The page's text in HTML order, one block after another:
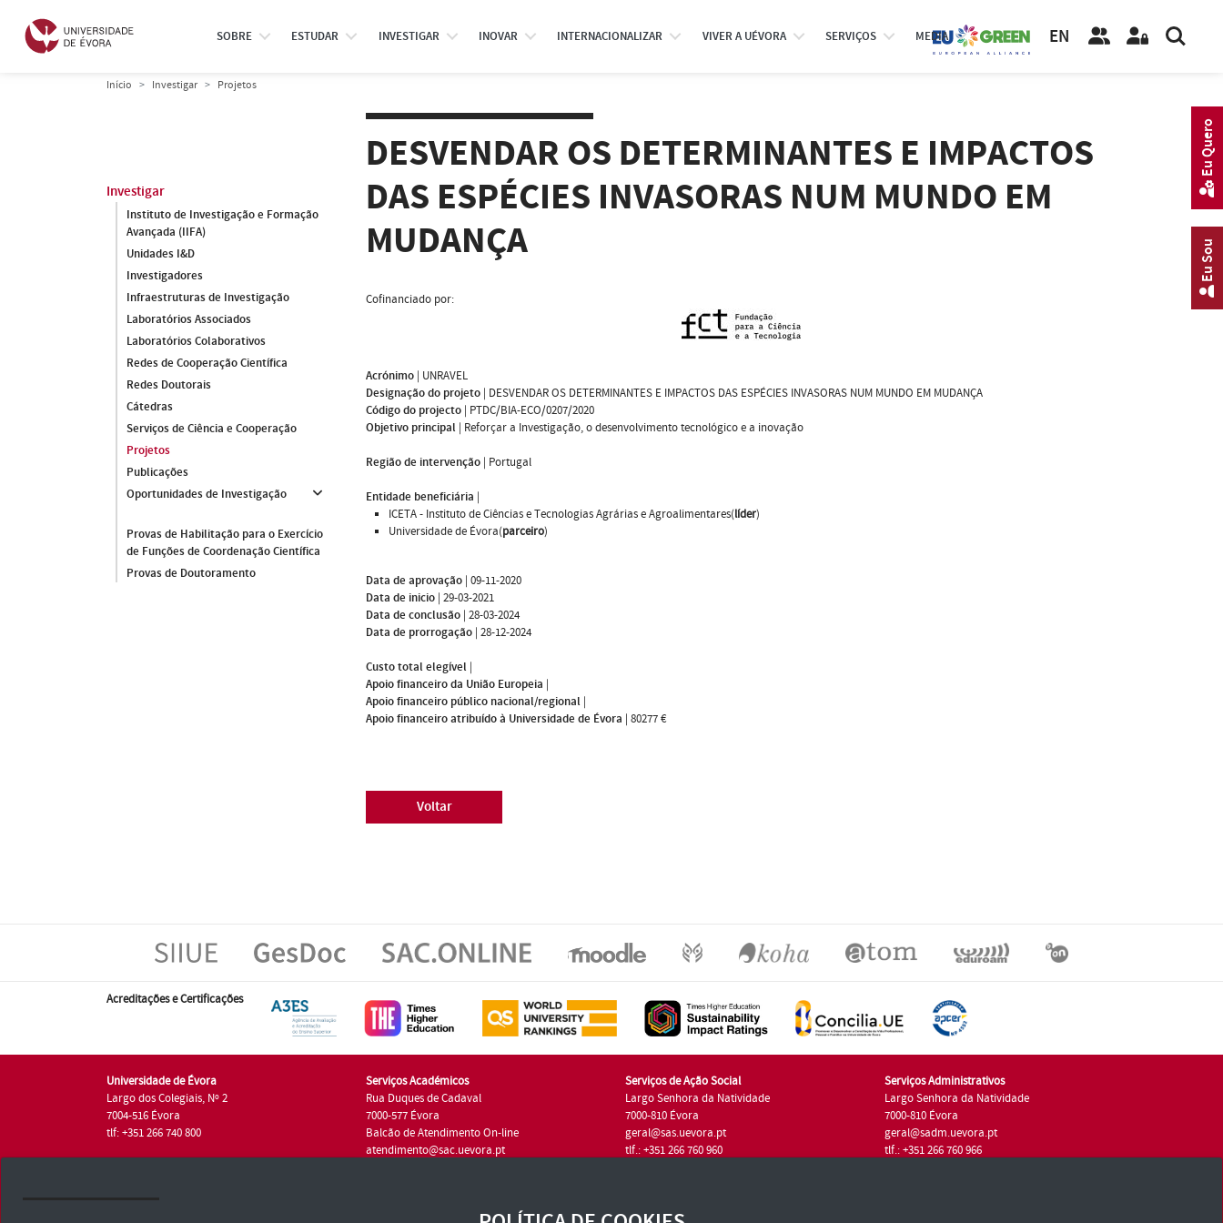
SOBRE ESTUDAR INVESTIGAR INOVAR INTERNACIONALIZAR VIVER A UÉVORA SERVIÇOS MEDIA EN
Início Investigar Projetos
Investigar
Instituto de Investigação e Formação
Avançada (IIFA)
Unidades I&D
Investigadores
Infraestruturas de Investigação
Laboratórios Associados
Laboratórios Colaborativos
Redes de Cooperação Científica
Redes Doutorais
Cátedras
Serviços de Ciência e Cooperação
Projetos
Publicações
Oportunidades de Investigação
Provas de Habilitação para o Exercício
de Funções de Coordenação Científica
Provas de Doutoramento
DESVENDAR OS DETERMINANTES E IMPACTOS
DAS ESPÉCIES INVASORAS NUM MUNDO EM
MUDANÇA
Cofinanciado por:
Acrónimo | UNRAVEL
Designação do projeto | DESVENDAR OS DETERMINANTES E IMPACTOS DAS ESPÉCIES INVASORAS NUM MUNDO EM MUDANÇA
Código do projecto | PTDC/BIA-ECO/0207/2020
Objetivo principal | Reforçar a Investigação, o desenvolvimento tecnológico e a inovação
Região de intervenção | Portugal
Entidade beneficiária |
ICETA - Instituto de Ciências e Tecnologias Agrárias e Agroalimentares(líder)
Universidade de Évora(parceiro)
Data de aprovação | 09-11-2020
Data de inicio | 29-03-2021
Data de conclusão | 28-03-2024
Data de prorrogação | 28-12-2024
Custo total elegível |
Apoio financeiro da União Europeia |
Apoio financeiro público nacional/regional |
Apoio financeiro atribuído à Universidade de Évora | 80277 €
Voltar
Acreditações e Certificações
Universidade de Évora
Largo dos Colegiais, Nº 2
7004-516 Évora
tlf: +351 266 740 800
Serviços Académicos
Rua Duques de Cadaval
7000-577 Évora
Balcão de Atendimento On-line
atendimento@sac.uevora.pt
Serviços de Ação Social
Largo Senhora da Natividade
7000-810 Évora
geral@sas.uevora.pt
tlf.: +351 266 760 960
Serviços Administrativos
Largo Senhora da Natividade
7000-810 Évora
geral@sadm.uevora.pt
tlf.: +351 266 760 966
Eu Sou
Eu Quero